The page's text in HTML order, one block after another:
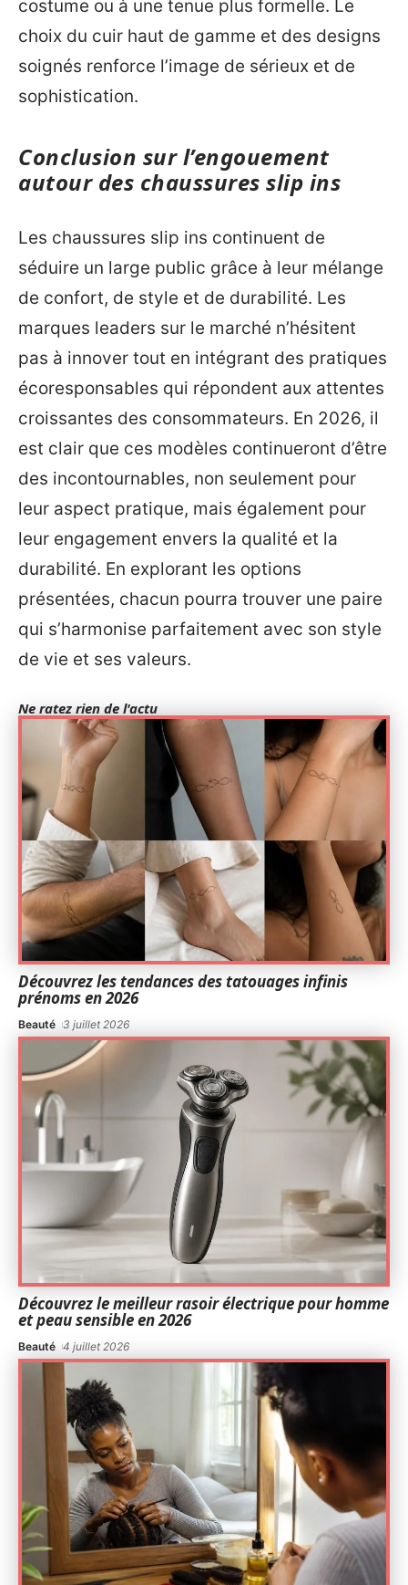
costume ou à une tenue plus formelle. Le
choix du cuir haut de gamme et des designs
soignés renforce l’image de sérieux et de
sophistication.
Conclusion sur l’engouement
autour des chaussures slip ins
Les chaussures slip ins continuent de
séduire un large public grâce à leur mélange
de confort, de style et de durabilité. Les
marques leaders sur le marché n’hésitent
pas à innover tout en intégrant des pratiques
écoresponsables qui répondent aux attentes
croissantes des consommateurs. En 2026, il
est clair que ces modèles continueront d’être
des incontournables, non seulement pour
leur aspect pratique, mais également pour
leur engagement envers la qualité et la
durabilité. En explorant les options
présentées, chacun pourra trouver une paire
qui s’harmonise parfaitement avec son style
de vie et ses valeurs.
Ne ratez rien de l'actu
Découvrez les tendances des tatouages infinis
prénoms en 2026
Beauté 3 juillet 2026
Découvrez le meilleur rasoir électrique pour homme
et peau sensible en 2026
Beauté 4 juillet 2026